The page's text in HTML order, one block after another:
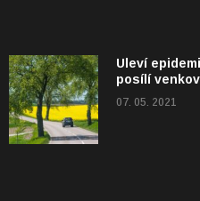
Uleví
posílí
07. 05. 2021